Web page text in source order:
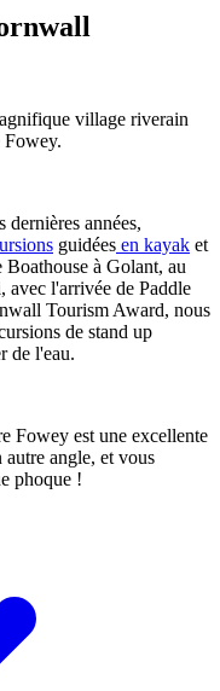
village riverain
Fowey.
années,
guidées en kayak et
Boathouse à Golant, au
l'arrivée de Paddle
Tourism Award, nous
de stand up
de l'eau.
Fowey est une excellente
autre angle, et vous
phoque !